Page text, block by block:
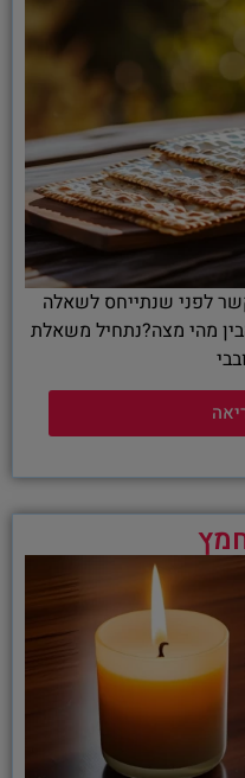
לפני שנתייחס לשאלה
מהי מצה?נתחיל משאלת